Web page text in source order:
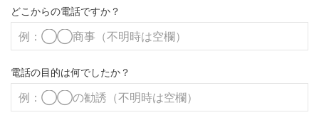
どこからの電話ですか？
電話の目的は何でしたか？